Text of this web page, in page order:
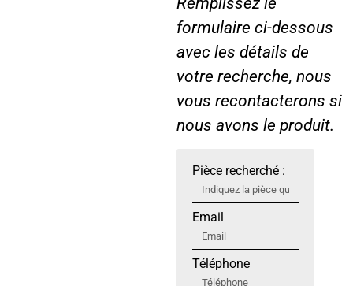
formulaire ci-dessous
avec les détails de
votre recherche, nous
vous recontacterons si
nous avons le produit.
Pièce recherché :
Email
Téléphone